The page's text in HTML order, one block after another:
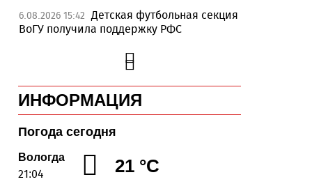
6.08.2026 15:42 Детская футбольная секция
ВоГУ получила поддержку РФС
Уникальный трейл и
силовые шоу приготовили округа
6.08.2026 14:31 Робот Макс на Госуслугах
поможет вологжанам оформить выплату
на первоклассника
6.08.2026 14:00 Вологодская область
подтвердила курс на полное
обеспечение лесовосстановления
ИНФОРМАЦИЯ
Погода сегодня
Вологда
21:04 21 °C